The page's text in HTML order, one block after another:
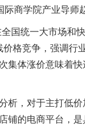
商学院产业导师
国统一大市场和
格竞争，强调行
集体涨价意味着
，对于主打低价
铺的电商平台，